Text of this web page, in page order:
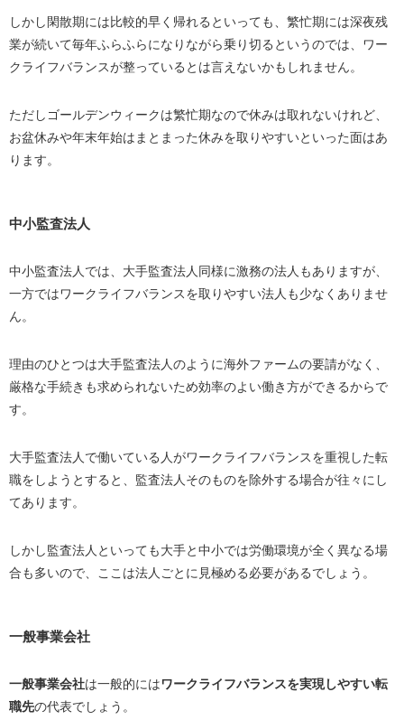
しかし閑散期には比較的早く帰れるといっても、繁忙期には深夜残
業が続いて毎年ふらふらになりながら乗り切るというのでは、ワー
クライフバランスが整っているとは言えないかもしれません。
ただしゴールデンウィークは繁忙期なので休みは取れないけれど、
お盆休みや年末年始はまとまった休みを取りやすいといった面はあ
ります。
中小監査法人
中小監査法人では、大手監査法人同様に激務の法人もありますが、
一方ではワークライフバランスを取りやすい法人も少なくありませ
ん。
理由のひとつは大手監査法人のように海外ファームの要請がなく、
厳格な手続きも求められないため効率のよい働き方ができるからで
す。
大手監査法人で働いている人がワークライフバランスを重視した転
職をしようとすると、監査法人そのものを除外する場合が往々にし
てあります。
しかし監査法人といっても大手と中小では労働環境が全く異なる場
合も多いので、ここは法人ごとに見極める必要があるでしょう。
一般事業会社
一般事業会社は一般的にはワークライフバランスを実現しやすい転
職先の代表でしょう。